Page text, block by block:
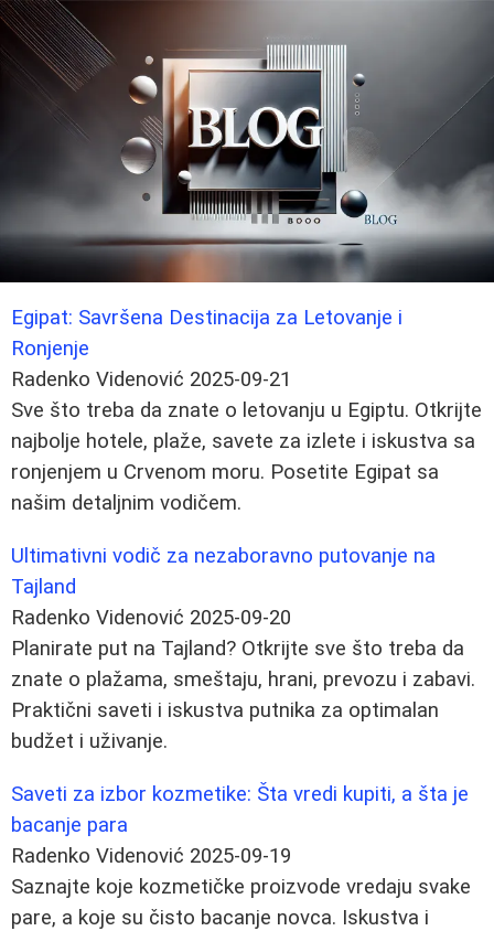
Egipat: Savršena Destinacija za Letovanje i
Ronjenje
Radenko Videnović 2025-09-21
Sve što treba da znate o letovanju u Egiptu. Otkrijte
najbolje hotele, plaže, savete za izlete i iskustva sa
ronjenjem u Crvenom moru. Posetite Egipat sa
našim detaljnim vodičem.
Ultimativni vodič za nezaboravno putovanje na
Tajland
Radenko Videnović 2025-09-20
Planirate put na Tajland? Otkrijte sve što treba da
znate o plažama, smeštaju, hrani, prevozu i zabavi.
Praktični saveti i iskustva putnika za optimalan
budžet i uživanje.
Saveti za izbor kozmetike: Šta vredi kupiti, a šta je
bacanje para
Radenko Videnović 2025-09-19
Saznajte koje kozmetičke proizvode vredaju svake
pare, a koje su čisto bacanje novca. Iskustva i